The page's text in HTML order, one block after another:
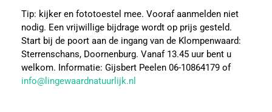
Tip: kijker en fototoestel mee. Vooraf aanmelden niet
nodig. Een vrijwillige bijdrage wordt op prijs gesteld.
Start bij de poort aan de ingang van de Klompenwaard:
Sterrenschans, Doornenburg. Vanaf 13.45 uur bent u
welkom. Informatie: Gijsbert Peelen 06-10864179 of
info@lingewaardnatuurlijk.nl